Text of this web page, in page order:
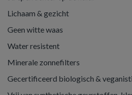
Lichaam & gezicht
Geen witte waas
Water resistent
Minerale zonnefilters
Gecertificeerd biologisch &